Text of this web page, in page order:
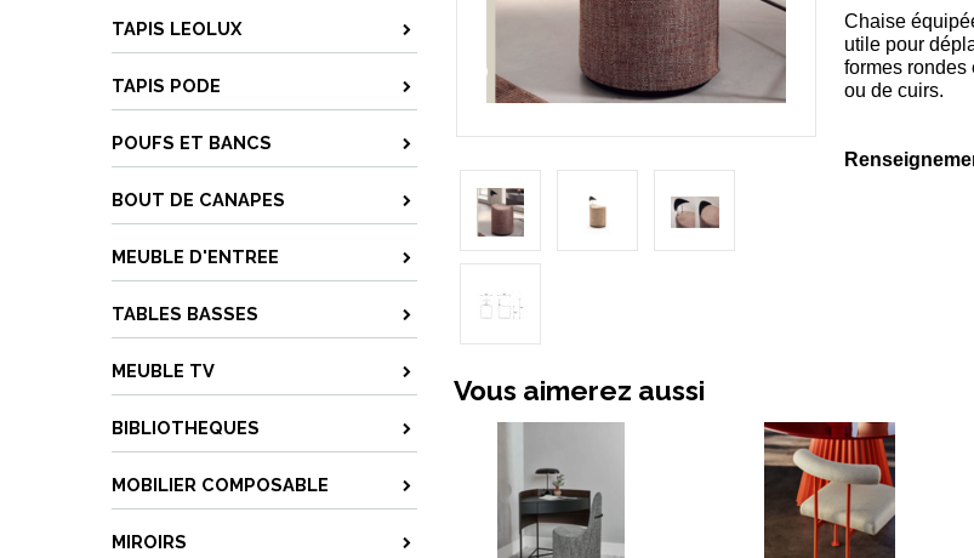
TAPIS LEOLUX
TAPIS PODE
POUFS ET BANCS
BOUT DE CANAPES
MEUBLE D'ENTREE
TABLES BASSES
MEUBLE TV
BIBLIOTHEQUES
MOBILIER COMPOSABLE
MIROIRS
Chaise
utile pour
formes rondes
ou de cuirs.
Vous aimerez aussi